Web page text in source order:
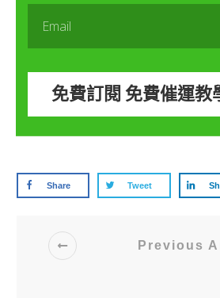
免費訂閱 免費催運教
Share Tweet
Previous